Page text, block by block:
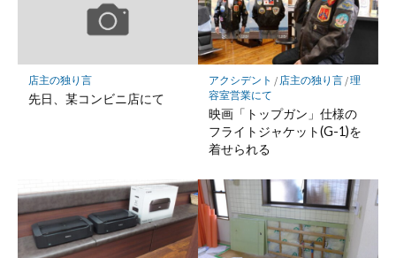
ー
ク
保
存
店主の独り言
先日、某コンビニ店にて
アクシデント / 店主の独り言/理
容室営業にて
映画「トップガン」仕様の
フライトジャケット(G-1)を
着せられる